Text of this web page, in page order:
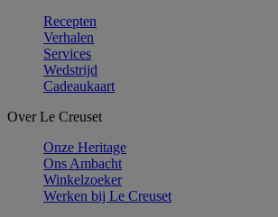
Recepten
Verhalen
Services
Wedstrijd
Cadeaukaart
Over Le Creuset
Onze Heritage
Ons Ambacht
Winkelzoeker
Werken bij Le Creuset